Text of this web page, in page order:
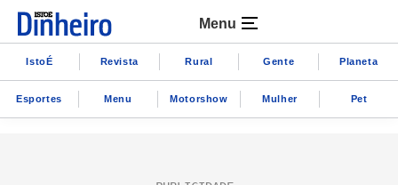
Menu
IstoÉ Revista Rural Gente Planeta
Esportes Menu Motorshow Mulher Pet